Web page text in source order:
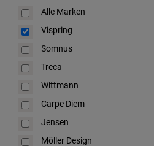
Alle Marken
Vispring
Somnus
Treca
Wittmann
Carpe Diem
Jensen
Möller Design